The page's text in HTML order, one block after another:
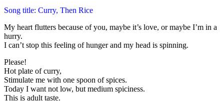
Song title: Curry, Then Rice
My heart flutters because of you, maybe it’s love, or maybe I’m in a
hurry.
I can’t stop this feeling of hunger and my head is spinning.
Please!
Hot plate of curry,
Stimulate me with one spoon of spices.
Today I want not low, but medium spiciness.
This is adult taste.